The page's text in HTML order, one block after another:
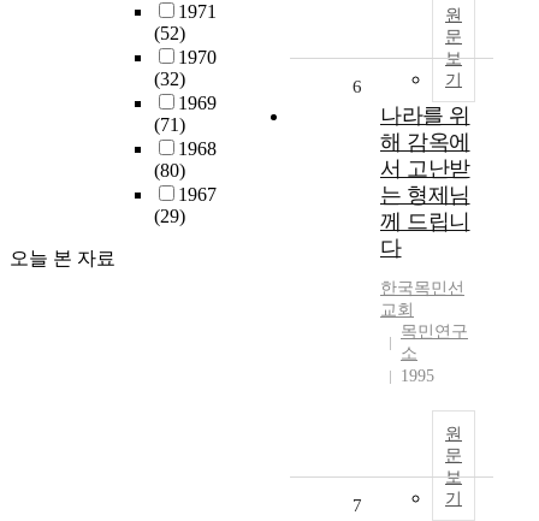
1971
(52)
1970
(32)
1969
(71)
1968
(80)
1967
(29)
오늘 본 자료
원
문
보
기
6
나라를 위
해 감옥에
서 고난받
는 형제님
께 드립니
다
한국목민선
교회
목민연구
소
1995
원
문
보
기
7